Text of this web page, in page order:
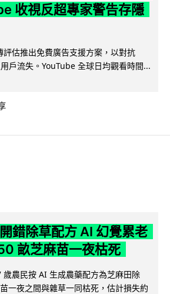
收視反超專家警告存隱
估推出免費廣告支援方案，以對抗
戶流失。YouTube 全球日均觀看時間...
錯除草配方 AI 幻覺累老
畝芝麻苗一夜枯死
歲農民按 AI 生成農藥配方為芝麻田除
一夜之間與雜草一同枯死，估計損失約